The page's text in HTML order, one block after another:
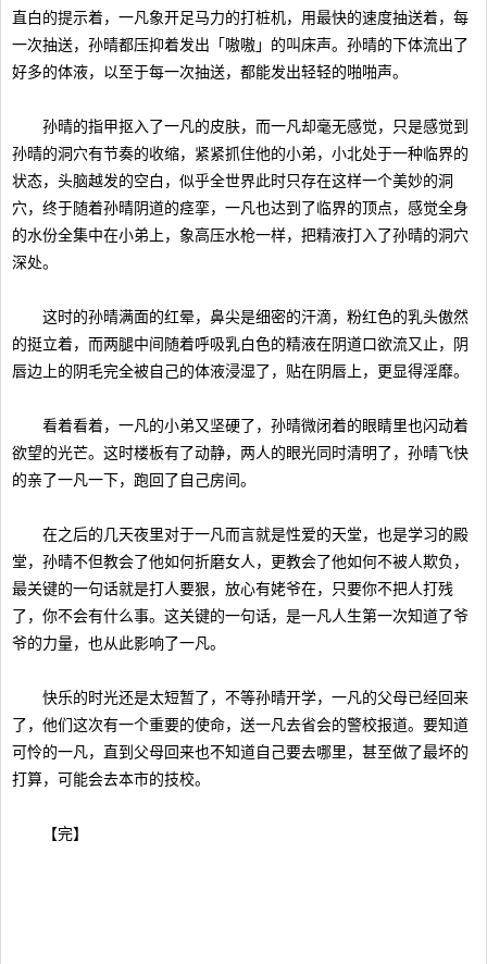
直白的提示着，一凡象开足马力的打桩机，用最快的速度抽送着，每
一次抽送，孙晴都压抑着发出「嗷嗷」的叫床声。孙晴的下体流出了
好多的体液，以至于每一次抽送，都能发出轻轻的啪啪声。
孙晴的指甲抠入了一凡的皮肤，而一凡却毫无感觉，只是感觉到
孙晴的洞穴有节奏的收缩，紧紧抓住他的小弟，小北处于一种临界的
状态，头脑越发的空白，似乎全世界此时只存在这样一个美妙的洞
穴，终于随着孙晴阴道的痉挛，一凡也达到了临界的顶点，感觉全身
的水份全集中在小弟上，象高压水枪一样，把精液打入了孙晴的洞穴
深处。
这时的孙晴满面的红晕，鼻尖是细密的汗滴，粉红色的乳头傲然
的挺立着，而两腿中间随着呼吸乳白色的精液在阴道口欲流又止，阴
唇边上的阴毛完全被自己的体液浸湿了，贴在阴唇上，更显得淫靡。
看着看着，一凡的小弟又坚硬了，孙晴微闭着的眼睛里也闪动着
欲望的光芒。这时楼板有了动静，两人的眼光同时清明了，孙晴飞快
的亲了一凡一下，跑回了自己房间。
在之后的几天夜里对于一凡而言就是性爱的天堂，也是学习的殿
堂，孙晴不但教会了他如何折磨女人，更教会了他如何不被人欺负，
最关键的一句话就是打人要狠，放心有姥爷在，只要你不把人打残
了，你不会有什么事。这关键的一句话，是一凡人生第一次知道了爷
爷的力量，也从此影响了一凡。
快乐的时光还是太短暂了，不等孙晴开学，一凡的父母已经回来
了，他们这次有一个重要的使命，送一凡去省会的警校报道。要知道
可怜的一凡，直到父母回来也不知道自己要去哪里，甚至做了最坏的
打算，可能会去本市的技校。
【完】